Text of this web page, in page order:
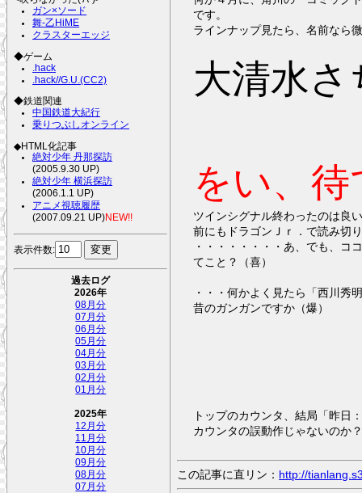
ガン×ソード
舞-乙HiME
クラスターエッジ
◆ゲーム
.hack
.hack//G.U.(CC2)
◆鉄道関連
中国鉄道大紀行
乗りつぶしオンライン
◆HTML化記事
絶対少年 丹那探訪
(2005.9.30 UP)
絶対少年 横浜探訪
(2006.1.1 UP)
アニメ視聴履歴
(2007.09.21 UP)NEW!!
表示件数:
過去ログ
2026年
08月分
07月分
06月分
05月分
04月分
03月分
02月分
01月分
2025年
12月分
11月分
10月分
09月分
08月分
07月分
です。
ラインナップ見たら、名前なら
大清水
をい、
ツインシグナル終わったのは良
前にもドラゴンＪｒ．で読み切
・・・・・・・・あ、でも、コ
てこと？（喜）
・・・何かよく見たら「西川秀
昔のガンガンですか（爆）
トップのカウンタ、結局「昨日
カウンタの誤動作じゃないのか
この記事に直リン： http://